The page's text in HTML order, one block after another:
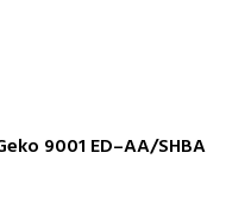
9001 ED–AA/SHBA